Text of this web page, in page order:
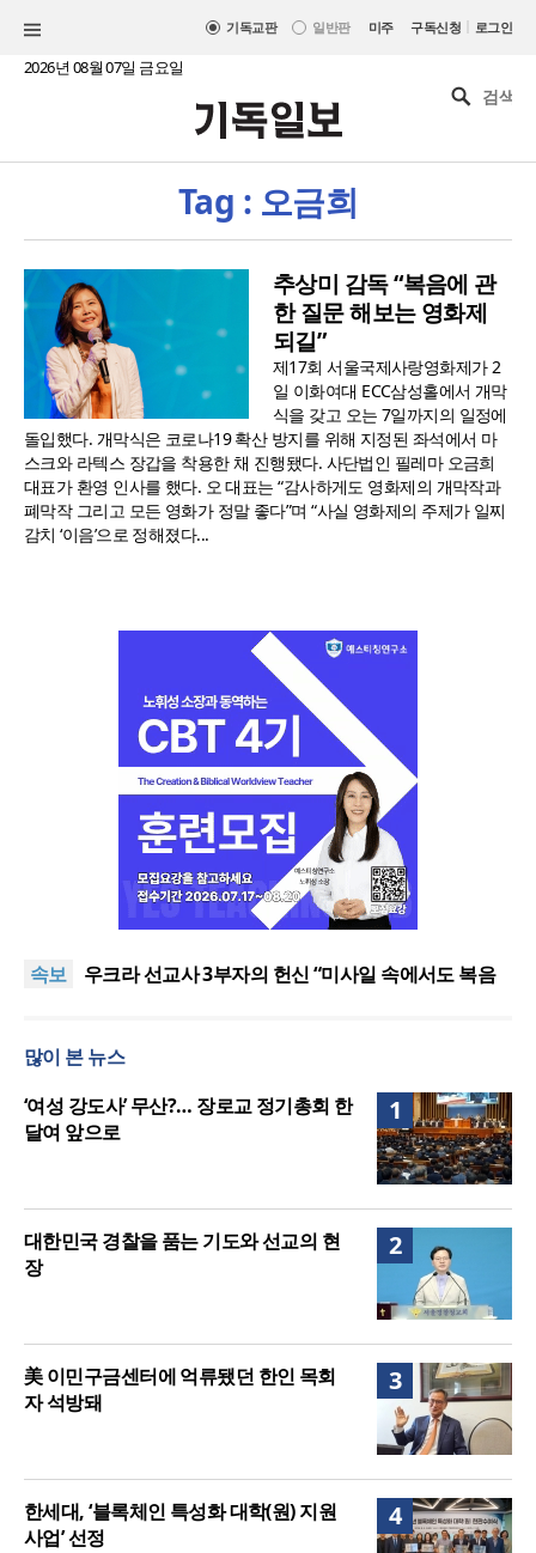
기독교판 일반판 미주 구독신청 | 로그인
2026년 08월 07일 금요일
Tag : 오금희
추상미 감독 “복음에 관
한 질문 해보는 영화제
되길”
제17회 서울국제사랑영화제가 2
일 이화여대 ECC삼성홀에서 개막
식을 갖고 오는 7일까지의 일정에
돌입했다. 개막식은 코로나19 확산 방지를 위해 지정된 좌석에서 마
스크와 라텍스 장갑을 착용한 채 진행됐다. 사단법인 필레마 오금희
대표가 환영 인사를 했다. 오 대표는 “감사하게도 영화제의 개막작과
폐막작 그리고 모든 영화가 정말 좋다”며 “사실 영화제의 주제가 일찌
감치 ‘이음’으로 정해졌다...
속보
[최원호 목사의 영혼의 양식 63] 말씀은 같은데 왜 열
우크라 선교사 3부자의 헌신 “미사일 속에서도 복음
강력 반발
[최원호 목사의 영혼의 양식 63] 말씀은 같은데 왜 열
美 이민구금센터에 억류됐던 한인 목회자 석방돼
많이 본 뉴스
1
‘여성 강도사’ 무산?… 장로교 정기총회 한
달여 앞으로
2
대한민국 경찰을 품는 기도와 선교의 현
장
3
美 이민구금센터에 억류됐던 한인 목회
자 석방돼
4
한세대, ‘블록체인 특성화 대학(원) 지원
사업’ 선정